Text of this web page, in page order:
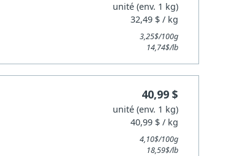
unité (env. 1 kg)
32,49 $ / kg
3,25$/100g
14,74$/lb
40,99 $
unité (env. 1 kg)
40,99 $ / kg
4,10$/100g
18,59$/lb